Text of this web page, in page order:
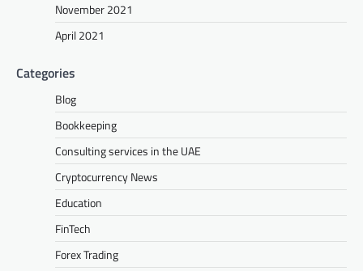
November 2021
April 2021
Categories
Blog
Bookkeeping
Consulting services in the UAE
Cryptocurrency News
Education
FinTech
Forex Trading